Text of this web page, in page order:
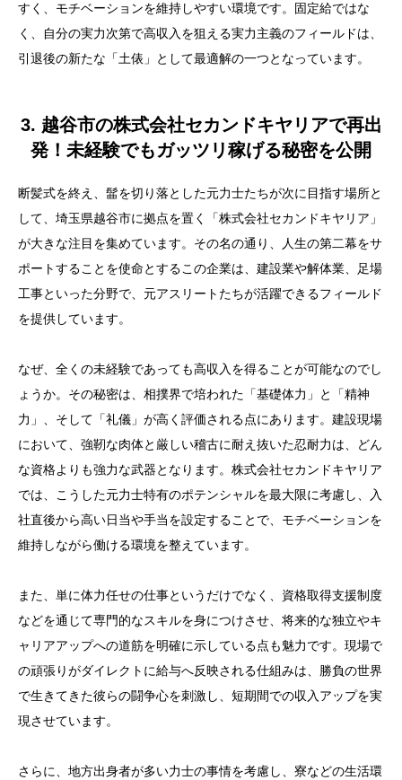
すく、モチベーションを維持しやすい環境です。固定給ではな
く、自分の実力次第で高収入を狙える実力主義のフィールドは、
引退後の新たな「土俵」として最適解の一つとなっています。
3. 越谷市の株式会社セカンドキヤリアで再出
発！未経験でもガッツリ稼げる秘密を公開
断髪式を終え、髷を切り落とした元力士たちが次に目指す場所と
して、埼玉県越谷市に拠点を置く「株式会社セカンドキヤリア」
が大きな注目を集めています。その名の通り、人生の第二幕をサ
ポートすることを使命とするこの企業は、建設業や解体業、足場
工事といった分野で、元アスリートたちが活躍できるフィールド
を提供しています。
なぜ、全くの未経験であっても高収入を得ることが可能なのでし
ょうか。その秘密は、相撲界で培われた「基礎体力」と「精神
力」、そして「礼儀」が高く評価される点にあります。建設現場
において、強靭な肉体と厳しい稽古に耐え抜いた忍耐力は、どん
な資格よりも強力な武器となります。株式会社セカンドキヤリア
では、こうした元力士特有のポテンシャルを最大限に考慮し、入
社直後から高い日当や手当を設定することで、モチベーションを
維持しながら働ける環境を整えています。
また、単に体力任せの仕事というだけでなく、資格取得支援制度
などを通じて専門的なスキルを身につけさせ、将来的な独立やキ
ャリアアップへの道筋を明確に示している点も魅力です。現場で
の頑張りがダイレクトに給与へ反映される仕組みは、勝負の世界
で生きてきた彼らの闘争心を刺激し、短期間での収入アップを実
現させています。
さらに、地方出身者が多い力士の事情を考慮し、寮などの生活環
1. マゲとお別れした後の進路！力士の強みである「体
力と根性」が輝く意外なステージ見つけました
2. 軽貨物ドライバーが熱い！元アスリートや体育会系
が即戦力になれる理由をリサーチ
験でもガッツリ稼げる秘密を公開
4. 女性も土俵に上がれる！？性別問わず活躍できる当
社の配送サービスと働きやすさ
5. 面接でちゃんこパワーを見せつけろ！採用担当が教
える合格への近道と応募の流れ